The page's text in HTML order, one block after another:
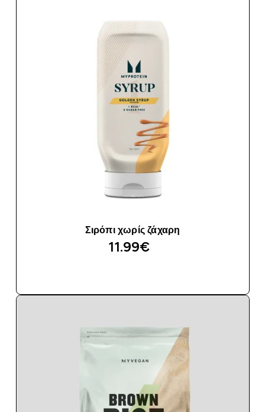
Σιρόπι χωρίς ζάχαρη
11.99€‎